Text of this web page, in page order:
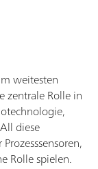
weitesten
zentrale Rolle in
diese
Rolle spielen.